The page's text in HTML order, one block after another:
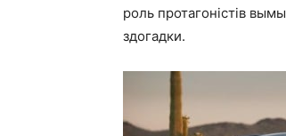
роль протагоністів
здогадки.